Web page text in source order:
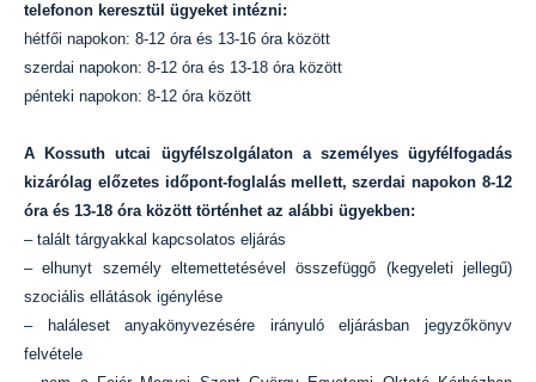
telefonon keresztül ügyeket intézni:
hétfői napokon: 8-12 óra és 13-16 óra között
szerdai napokon: 8-12 óra és 13-18 óra között
pénteki napokon: 8-12 óra között
A Kossuth utcai ügyfélszolgálaton a személyes ügyfélfogadás
kizárólag előzetes időpont-foglalás mellett, szerdai napokon 8-12
óra és 13-18 óra között történhet az alábbi ügyekben:
– talált tárgyakkal kapcsolatos eljárás
– elhunyt személy eltemettetésével összefüggő (kegyeleti jellegű)
szociális ellátások igénylése
– haláleset anyakönyvezésére irányuló eljárásban jegyzőkönyv
felvétele